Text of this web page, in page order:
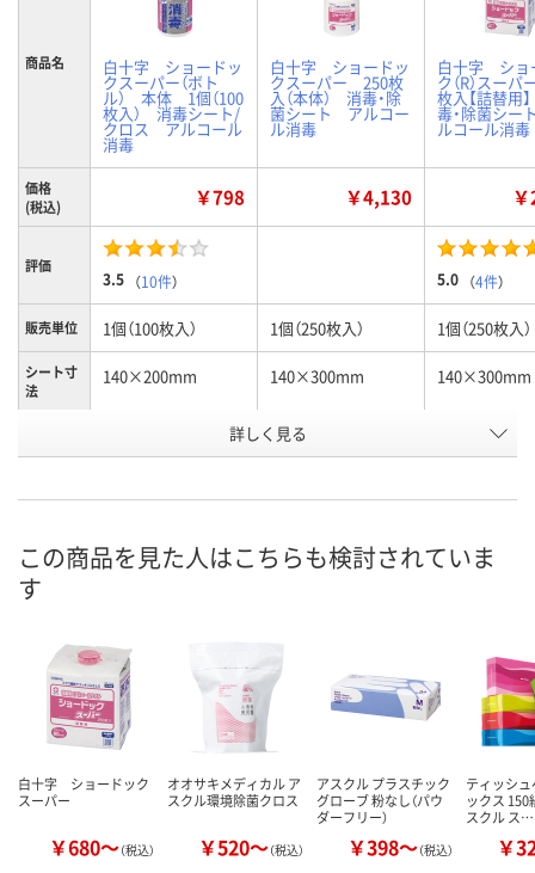
商品名 白十字 ショードッ
クスーパー（ボト
ル） 本体 1個（100
枚入） 消毒シート/
クロス アルコール
消毒
白十字 ショードッ
クスーパー 250枚
入（本体） 消毒・除
菌シート アルコー
ル消毒
白十字 ショ
ク（R）スー
枚入【詰替用
毒・除菌シ
ルコール消毒
価格
(税込)
￥798 ￥4,130
評価
3.5 （10件） 5.0 （4件）
販売単位 1個（100枚入） 1個（250枚入） 1個（250枚入）
シート寸
法
140×200mm 140×300mm 140×300mm
本体
号
お届け日
数量
カゴへ カゴへ カ
詳しく見る
この商品を見た人はこちらも検討されていま
す
白十字 ショードック
スーパー
￥680～（税込）
オオサキメディカル ア
スクル環境除菌クロス
￥520～（税込）
アスクル プラスチック
グローブ 粉なし（パウ
ダーフリー）
￥398～（税込）
ティッシ
ックス 150
スクル ス…
￥